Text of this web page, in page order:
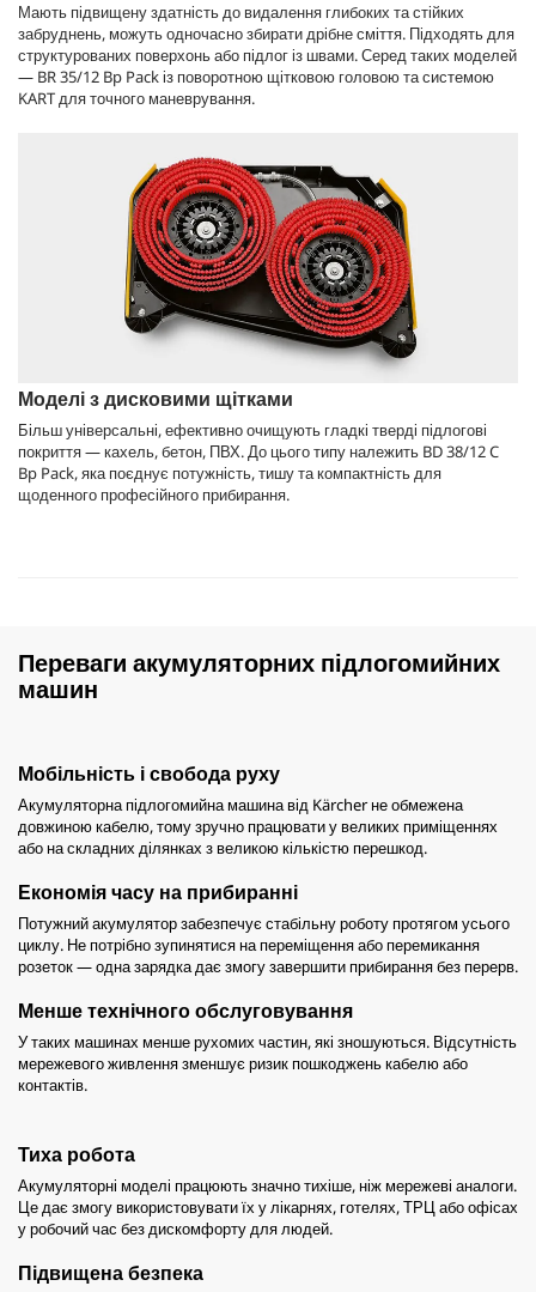
Мають підвищену здатність до видалення глибоких та стійких
забруднень, можуть одночасно збирати дрібне сміття. Підходять для
структурованих поверхонь або підлог із швами. Серед таких моделей
— BR 35/12 Bp Pack із поворотною щітковою головою та системою
KART для точного маневрування.
Моделі з дисковими щітками
Більш універсальні, ефективно очищують гладкі тверді підлогові
покриття — кахель, бетон, ПВХ. До цього типу належить BD 38/12 C
Bp Pack, яка поєднує потужність, тишу та компактність для
щоденного професійного прибирання.
Переваги акумуляторних підлогомийних
машин
Мобільність і свобода руху
Акумуляторна підлогомийна машина від Kärcher не обмежена
довжиною кабелю, тому зручно працювати у великих приміщеннях
або на складних ділянках з великою кількістю перешкод.
Економія часу на прибиранні
Потужний акумулятор забезпечує стабільну роботу протягом усього
циклу. Не потрібно зупинятися на переміщення або перемикання
розеток — одна зарядка дає змогу завершити прибирання без перерв.
Менше технічного обслуговування
У таких машинах менше рухомих частин, які зношуються. Відсутність
мережевого живлення зменшує ризик пошкоджень кабелю або
контактів.
Тиха робота
Акумуляторні моделі працюють значно тихіше, ніж мережеві аналоги.
Це дає змогу використовувати їх у лікарнях, готелях, ТРЦ або офісах
у робочий час без дискомфорту для людей.
Підвищена безпека